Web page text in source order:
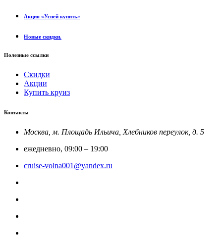
Акция «Успей купить»
Новые скидки.
Полезные ссылки
Скидки
Акции
Купить круиз
Контакты
Москва, м. Площадь Ильича, Хлебников переулок, д. 5
ежедневно, 09:00 – 19:00
cruise-volna001@yandex.ru